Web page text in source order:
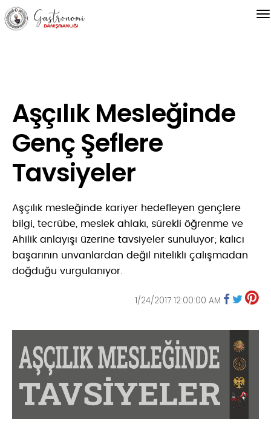
Aşçılık Mesleğinde
Genç Şeflere
Tavsiyeler
Aşçılık mesleğinde kariyer hedefleyen gençlere
bilgi, tecrübe, meslek ahlakı, sürekli öğrenme ve
Ahilik anlayışı üzerine tavsiyeler sunuluyor; kalıcı
başarının unvanlardan değil nitelikli çalışmadan
doğduğu vurgulanıyor.
1/24/2017 12:00:00 AM